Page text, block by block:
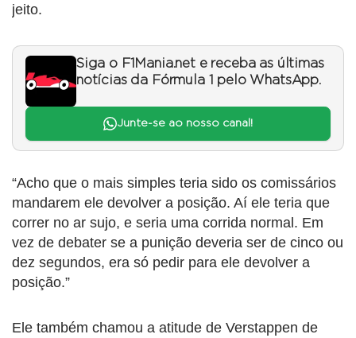
jeito.
Siga o F1Mania.net e receba as últimas
notícias da Fórmula 1 pelo WhatsApp.
Junte-se ao nosso canal!
“Acho que o mais simples teria sido os comissários
mandarem ele devolver a posição. Aí ele teria que
correr no ar sujo, e seria uma corrida normal. Em
vez de debater se a punição deveria ser de cinco ou
dez segundos, era só pedir para ele devolver a
posição.”
Ele também chamou a atitude de Verstappen de